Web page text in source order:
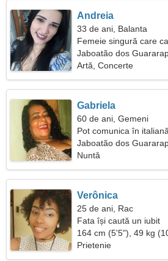
Andreia
33 de ani, Balanta
Femeie singură care
Jaboatão dos
Artă, Concerte
Gabriela
60 de ani, Gemeni
Pot comunica în
Jaboatão dos
Nuntă
Verônica
25 de ani, Rac
Fata își caută un iubit
164 cm (5'5"), 49 kg
Prietenie